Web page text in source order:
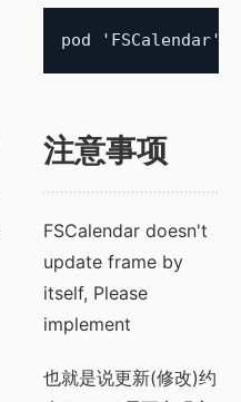
注意事项
FSCalendar doesn't
update frame by
itself, Please
implement
也就是说更新(修改)约